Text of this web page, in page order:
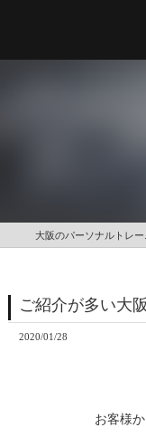
ご紹介が多い大
2020/01/28
お客様